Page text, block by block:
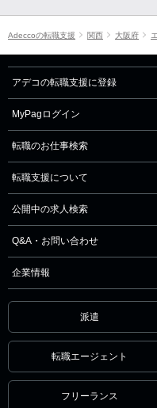
Adeccoの転職支援 関西 大阪府
アデコの転職支援に登録
MyPagログイン
転職のお仕事検索
転職支援について
公開中の求人検索
Q&A・お問い合わせ
企業情報
派遣
転職エージェント
フリーランス